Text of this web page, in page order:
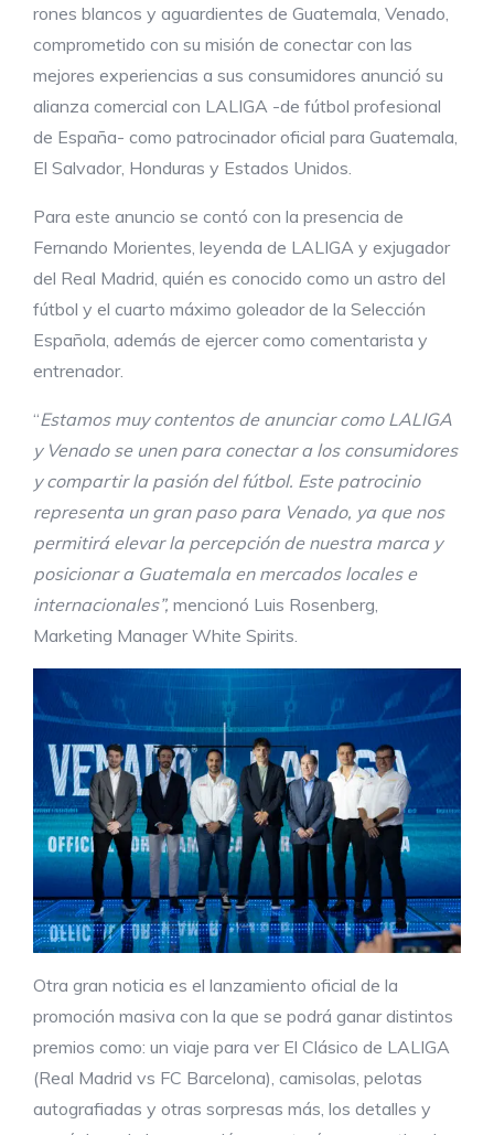
rones blancos y aguardientes de Guatemala, Venado,
comprometido con su misión de conectar con las
mejores experiencias a sus consumidores anunció su
alianza comercial con LALIGA -de fútbol profesional
de España- como patrocinador oficial para Guatemala,
El Salvador, Honduras y Estados Unidos.
Para este anuncio se contó con la presencia de
Fernando Morientes, leyenda de LALIGA y exjugador
del Real Madrid, quién es conocido como un astro del
fútbol y el cuarto máximo goleador de la Selección
Española, además de ejercer como comentarista y
entrenador.
“Estamos muy contentos de anunciar como LALIGA
y Venado se unen para conectar a los consumidores
y compartir la pasión del fútbol. Este patrocinio
representa un gran paso para Venado, ya que nos
permitirá elevar la percepción de nuestra marca y
posicionar a Guatemala en mercados locales e
internacionales”, mencionó Luis Rosenberg,
Marketing Manager White Spirits.
Otra gran noticia es el lanzamiento oficial de la
promoción masiva con la que se podrá ganar distintos
premios como: un viaje para ver El Clásico de LALIGA
(Real Madrid vs FC Barcelona), camisolas, pelotas
autografiadas y otras sorpresas más, los detalles y